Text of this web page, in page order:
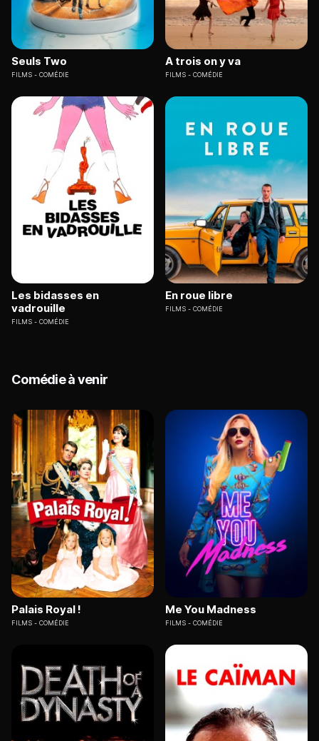
Seuls Two
FILMS COMÉDIE
A trois on y va
FILMS COMÉDIE
Les bidasses en
vadrouille
FILMS COMÉDIE
En roue libre
FILMS COMÉDIE
Comédie à venir
Palais Royal !
FILMS COMÉDIE
Me You Madness
FILMS COMÉDIE